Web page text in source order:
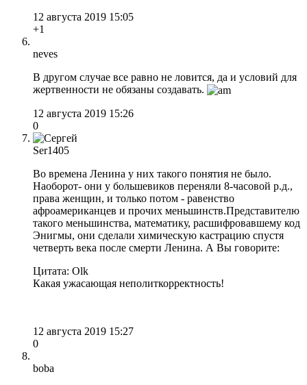
12 августа 2019 15:05
+1
neves
В другом случае все равно не ловится, да и условий для
жертвенности не обязаны создавать.
12 августа 2019 15:26
0
Ser1405
Во времена Ленина у них такого понятия не было.
Наоборот- они у большевиков переняли 8-часовой р.д.,
права женщин, и только потом - равенство
афроамериканцев и прочих меньшинств.Представителю
такого меньшинства, математику, расшифровавшему код
Энигмы, они сделали химическую кастрацию спустя
четверть века после смерти Ленина. А Вы говорите:
Цитата: Olk
Какая ужасающая неполиткорректность!
12 августа 2019 15:27
0
boba